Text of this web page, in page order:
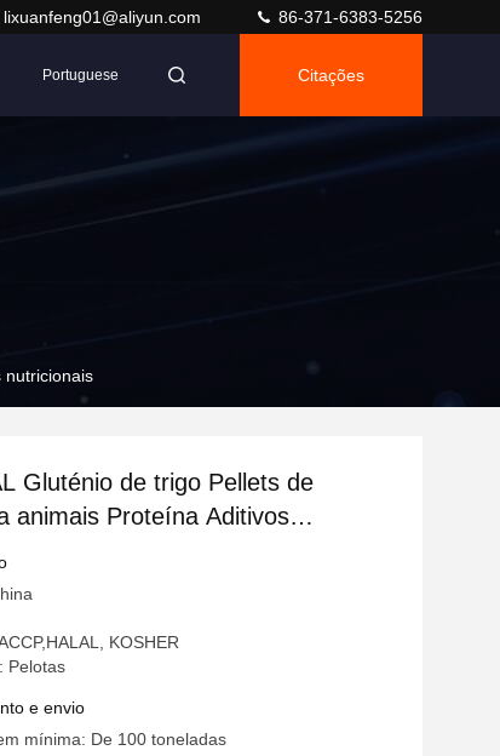
lixuanfeng01@aliyun.com 86-371-6383-5256
Portuguese Citações
nutricionais
Gluténio de trigo Pellets de
animais Proteína Aditivos
KOSHER
Pelotas
e envio
mínima: De 100 toneladas